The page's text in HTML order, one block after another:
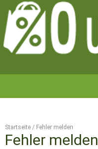
Startseite / Fehler melden
Fehler melden